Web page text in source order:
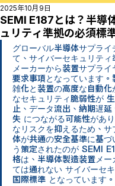
SEMI E187とは？半導
ュリティ準拠の必須標
2025年10月9日
グローバル半導体サプラ
て、サイバーセキュリテ
メーカーから装置サプラ
要求事項となっています
雑化と装置の高度な自動
なセキュリティ脆弱性が
止、データ流出、納期遅
失 につながる可能性があ
なリスクを抑えるため、
体が共通の安全基準に基づ
う策定されたのが SEMI
格は、半導体製造装置メ
ては通れない サイバーセ
国際標準 となっています。